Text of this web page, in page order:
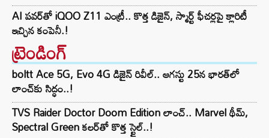
AI పవర్‌తో iQOO Z11 ఎంట్రీ.. కొత్త డిజైన్, స్మార్ట్ ఫీచర్లపై క్లారిటీ
ఇచ్చిన కంపెనీ.!
ట్రెండింగ్‌
boltt Ace 5G, Evo 4G డిజైన్ రివీల్.. ఆగస్టు 25న భారత్‌లో
లాంచ్‌కు సిద్ధం..!
TVS Raider Doctor Doom Edition లాంచ్.. Marvel థీమ్,
Spectral Green కలర్‌తో కొత్త స్టైల్..!